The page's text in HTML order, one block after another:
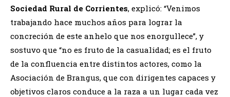
Sociedad Rural de Corrientes, explicó: “Venimos
trabajando hace muchos años para lograr la
concreción de este anhelo que nos enorgullece”, y
sostuvo que “no es fruto de la casualidad; es el fruto
de la confluencia entre distintos actores, como la
Asociación de Brangus, que con dirigentes capaces y
objetivos claros conduce a la raza a un lugar cada vez